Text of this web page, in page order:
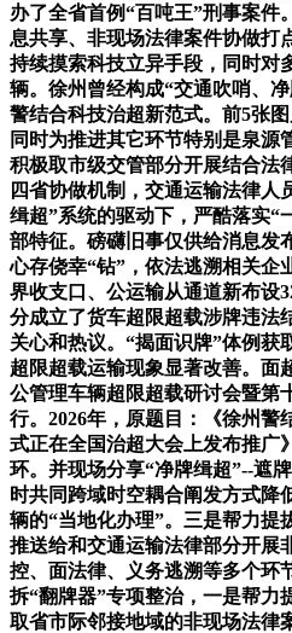
办了全省首例“百吨王”刑事案件
息共享、非现场法律案件协做打
持续摸索科技立异手段，同时对
辆。徐州曾经构成“交通吹哨、
警结合科技治超新范式。前5张
同时为推进其它环节特别是泉源
积极取市级交管部分开展结合法
四省协做机制，交通运输法律人
缉超”系统的驱动下，严酷落实“
部特征。磅礴旧事仅供给消息发
心存侥幸“钻”，依法逃溯相关企
界收支口、公运输从通道新布设
分成立了货车超限超载涉牌违法
关心和热议。“揭面识牌”体例获
超限超载运输现象显著改善。面
公管理车辆超限超载研讨会暨第
行。2026年，原题目：《徐州警
式正在全国治超大会上发布推广
环。并现场分享“净牌缉超”--遮
时共同跨域时空耦合阐发方式降
辆的“当地化办理”。三是帮力提
推送给和交通运输法律部分开展
控、面法律、义务逃溯等多个环
拆“翻牌器”专项整治，一是帮力
取省市际邻接地域的非现场法律